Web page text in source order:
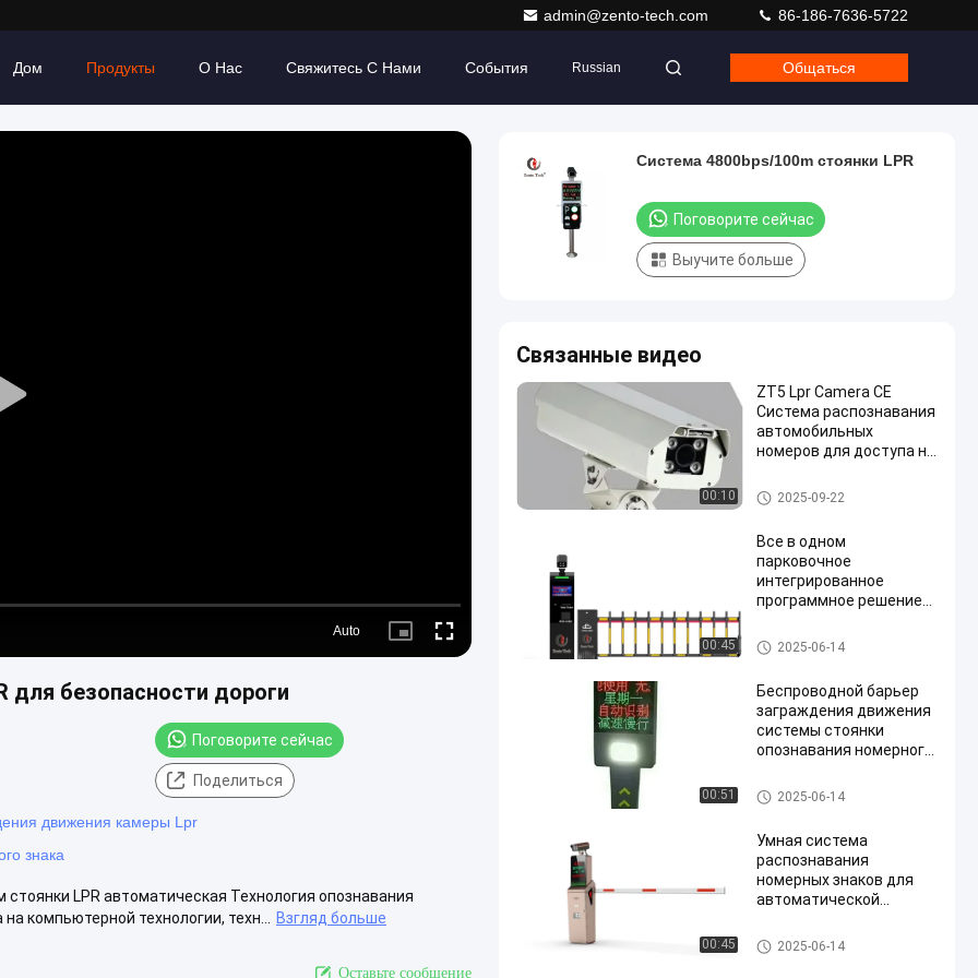
admin@zento-tech.com 86-186-7636-5722
Дом Продукты О Нас Свяжитесь С Нами События Russian Общаться
Play
Auto
Picture- Fullscreen
для безопасности дороги
Поговорите сейчас
Поделиться
движения камеры Lpr
знака
LPR автоматическая Технология опознавания
компьютерной технологии, техн...
Взгляд больше
Оставьте сообщение
Система 4800bps/100m стоянки LPR
Поговорите сейчас
Выучите больше
Связанные видео
00:10
ZT5 Lpr Camera CE
Система распознавания
автомобильных
номеров для доступа на
Система LPR паркуя
2025-09-22
00:45
Все в одном
парковочное
интегрированное
программное решение
Система LPR паркуя
2025-06-14
00:51
Беспроводной барьер
заграждения движения
системы стоянки
опознавания номерного
Система LPR паркуя
2025-06-14
00:45
Умная система
распознавания
номерных знаков для
автоматической
парковкой
Система LPR паркуя
2025-06-14